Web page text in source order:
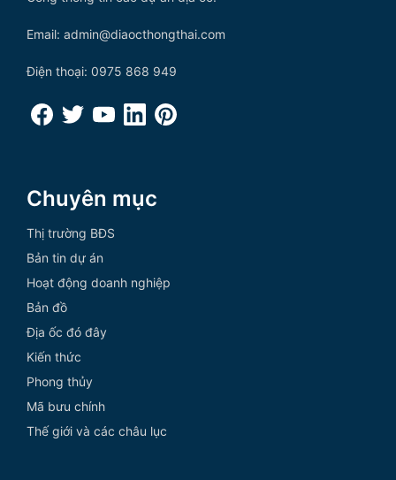
Email: admin@diaocthongthai.com
Điện thoại: 0975 868 949
Chuyên mục
Thị trường BĐS
Bản tin dự án
Hoạt động doanh nghiệp
Bản đồ
Địa ốc đó đây
Kiến thức
Phong thủy
Mã bưu chính
Thế giới và các châu lục